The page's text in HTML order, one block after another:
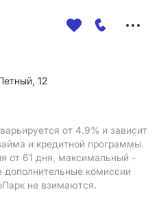
12
от 4.9% и зависит
и кредитной программы.
от 61 дня, максимальный -
комиссии
не взимаются.